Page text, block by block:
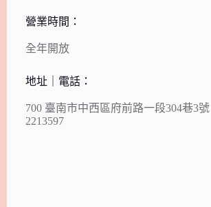
營業時間：
全年開放
地址｜電話：
700 臺南市中西區府前路一段304巷3號
2213597